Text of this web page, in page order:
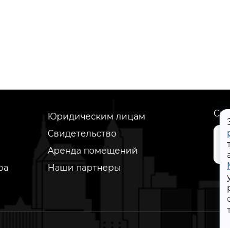
Юридическим лицам
Свидетельство
Аренда помещений
Наши партнеры